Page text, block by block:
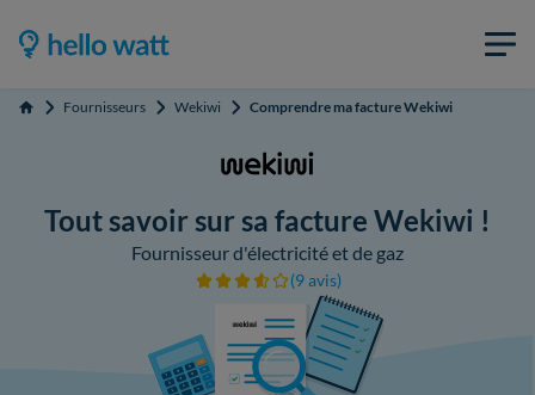
Accueil Fournisseurs Wekiwi Comprendre ma facture Wekiwi
Tout savoir sur sa facture Wekiwi !
Fournisseur d'électricité et de gaz
(9 avis)